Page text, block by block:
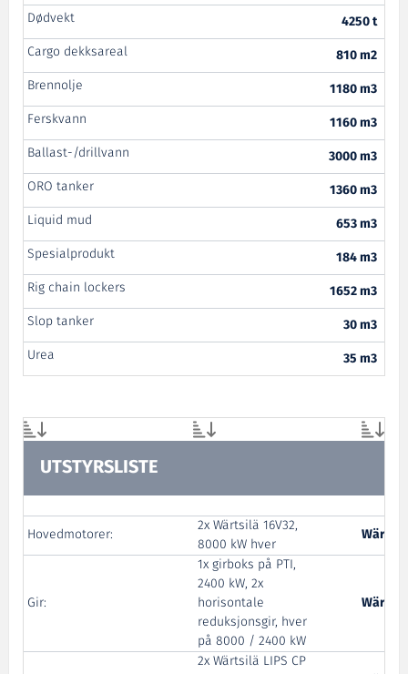
Dødvekt
4250 t
Cargo dekksareal
810 m2
Brennolje
1180 m3
Ferskvann
1160 m3
Ballast-/drillvann
3000 m3
ORO tanker
1360 m3
Liquid mud
653 m3
Spesialprodukt
184 m3
Rig chain lockers
1652 m3
Slop tanker
30 m3
Urea
35 m3
UTSTYRSLISTE
Hovedmotorer:
2x Wärtsilä 16V32,
8000 kW hver
Gir:
1x girboks på PTI,
2400 kW, 2x
horisontale
reduksjonsgir, hver
på 8000 / 2400 kW
2x Wärtsilä LIPS CP